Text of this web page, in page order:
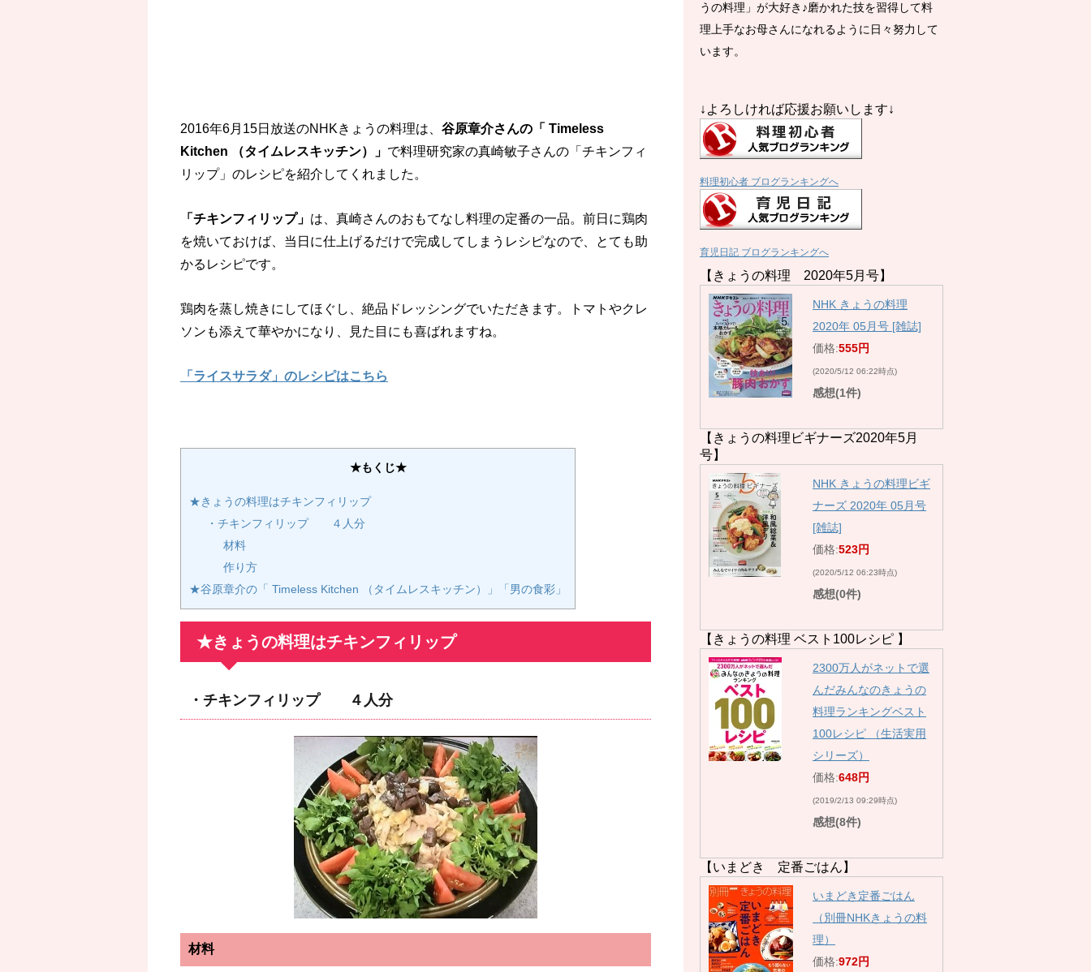
2016年6月15日放送のNHKきょうの料理は、 谷原章介さんの「 Timeless
Kitchen （タイムレスキッチン）」 で料理研究家の真崎敏子さんの「チキンフィ
リップ」のレシピを紹介してくれました。
「チキンフィリップ」 は、真崎さんのおもてなし料理の定番の一品。前日に鶏肉
を焼いておけば、当日に仕上げるだけで完成してしまうレシピなので、とても助
かるレシピです。
鶏肉を蒸し焼きにしてほぐし、絶品ドレッシングでいただきます。トマトやクレ
ソンも添えて華やかになり、見た目にも喜ばれますね。
「ライスサラダ」のレシピはこちら
★もくじ★
★きょうの料理はチキンフィリップ
・チキンフィリップ ４人分
材料
作り方
★谷原章介の「 Timeless Kitchen （タイムレスキッチン）」「男の食彩」
★きょうの料理はチキンフィリップ
・チキンフィリップ ４人分
材料
うの料理」が大好き♪磨かれた技を習得して料
理上手なお母さんになれるように日々努力して
います。
↓よろしければ応援お願いします↓
料理初心者 ブログランキングへ
育児日記 ブログランキングへ
【きょうの料理 2020年5月号】
NHK きょうの料理
2020年 05月号 [雑誌]
価格:555円
(2020/5/12 06:22時点)
感想(1件)
【きょうの料理ビギナーズ2020年5月
号】
NHK きょうの料理ビギ
ナーズ 2020年 05月号
[雑誌]
価格:523円
(2020/5/12 06:23時点)
感想(0件)
【きょうの料理 ベスト100レシピ 】
2300万人がネットで選
んだみんなのきょうの
料理ランキングベスト
100レシピ （生活実用
シリーズ）
価格:648円
(2019/2/13 09:29時点)
感想(8件)
【いまどき 定番ごはん】
いまどき定番ごはん
（別冊NHKきょうの料
理）
価格:972円